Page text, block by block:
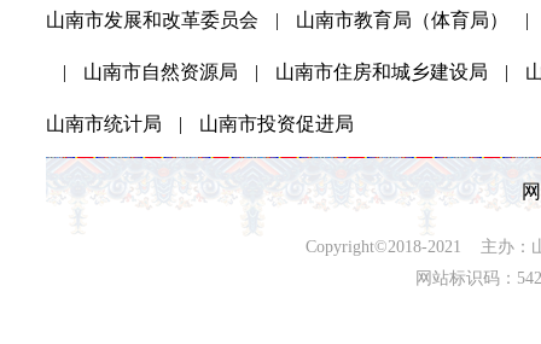
山南市发展和改革委员会 | 山南市教育局（体育局） |
| 山南市自然资源局 | 山南市住房和城乡建设局 |
山南市统计局 | 山南市投资促进局
Copyright©2018-2021 主办：
网站标识码：